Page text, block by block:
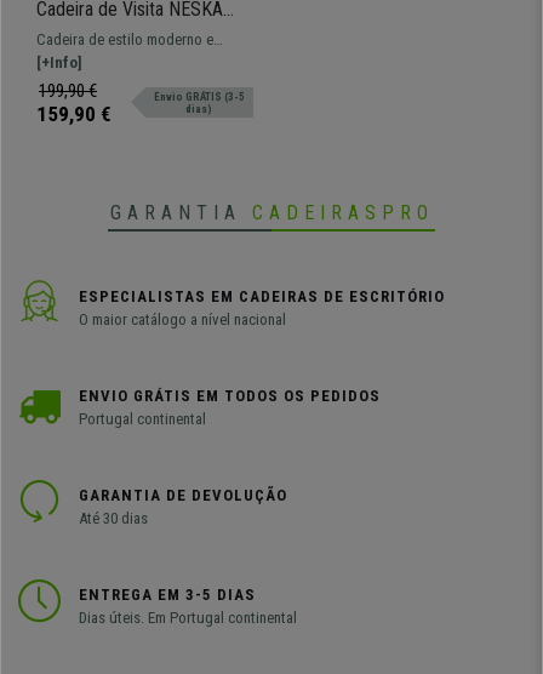
Cadeira de Visita NESKA
PANO, Design Moderno, em
Madeira Nogueira, cor
Cinzento
Cadeira de estilo moderno e
elegante com estrutura de
maderia curvada com acabamento
natural, fabricada com materiais
de alta qualidade.
[+Info]
199,90 €
159,90 €
Envio GRÁTIS (3-5
dias)
GARANTIA CADEIRASPRO
ESPECIALISTAS EM CADEIRAS DE ESCRITÓRIO
O maior catálogo a nível nacional
ENVIO GRÁTIS EM TODOS OS PEDIDOS
Portugal continental
GARANTIA DE DEVOLUÇÃO
Até 30 dias
ENTREGA EM 3-5 DIAS
Dias úteis. Em Portugal continental